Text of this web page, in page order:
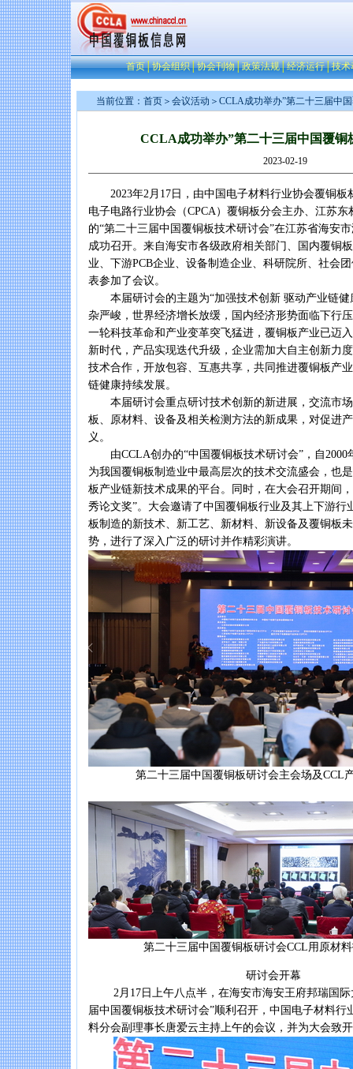
首页│协会组织│协会刊物│政策法规│经济运行│技术
当前位置： 首页 ＞ 会议活动 ＞CCLA成功举办”第二十三届中
CCLA成功举办”第二十三届中国覆铜
2023-02-19
2023年2月17日，由中国电子材料行业协会覆铜板
电子电路行业协会（CPCA）覆铜板分会主办、江苏
的“第二十三届中国覆铜板技术研讨会”在江苏省海安
成功召开。来自海安市各级政府相关部门、国内覆铜
业、下游PCB企业、设备制造企业、科研院所、社会
表参加了会议。
本届研讨会的主题为“加强技术创新 驱动产业链健
杂严峻，世界经济增长放缓，国内经济形势面临下行
一轮科技革命和产业变革突飞猛进，覆铜板产业已迈
新时代，产品实现迭代升级，企业需加大自主创新力
技术合作，开放包容、互惠共享，共同推进覆铜板产
链健康持续发展。
本届研讨会重点研讨技术创新的新进展，交流市场
板、原材料、设备及相关检测方法的新成果，对促进
义。
由CCLA创办的“中国覆铜板技术研讨会”，自2000
为我国覆铜板制造业中最高层次的技术交流盛会，也
板产业链新技术成果的平台。同时，在大会召开期间
秀论文奖”。大会邀请了中国覆铜板行业及其上下游行
板制造的新技术、新工艺、新材料、新设备及覆铜板
势，进行了深入广泛的研讨并作精彩演讲。
第二十三届中国覆铜板研讨会主会场及CCL产
第二十三届中国覆铜板研讨会CCL用原材料
研讨会开幕
2月17日上午八点半，在海安市海安王府邦瑞国际
届中国覆铜板技术研讨会”顺利召开，中国电子材料行
料分会副理事长唐爱云主持上午的会议，并为大会致